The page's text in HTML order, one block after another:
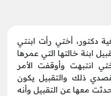
دكتور، أختي رأت ابنتي
تقبيل ابنة خالتها التي عمرها
انتبهت وأوقفت الأمر
ذلك والتقبيل يكون
معها عن التقبيل وأنه